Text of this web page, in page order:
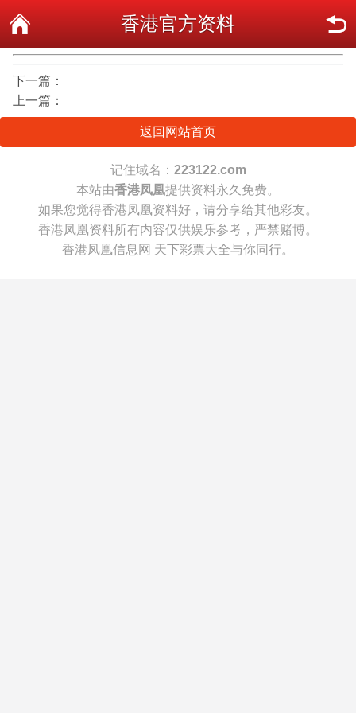
香港官方资料
下一篇：
上一篇：
返回网站首页
记住域名： 223122.com
本站由香港凤凰提供资料永久免费。
如果您觉得香港凤凰资料好，请分享给其他彩友。
香港凤凰资料所有内容仅供娱乐参考，严禁赌博。
香港凤凰信息网 天下彩票大全与你同行。